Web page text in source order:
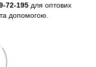
72-195 для оптових
допомогою.